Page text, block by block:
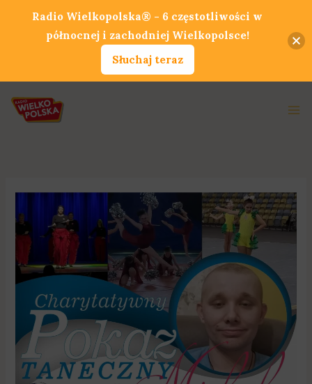
Radio Wielkopolska® - 6 częstotliwości w
północnej i zachodniej Wielkopolsce!
Słuchaj teraz